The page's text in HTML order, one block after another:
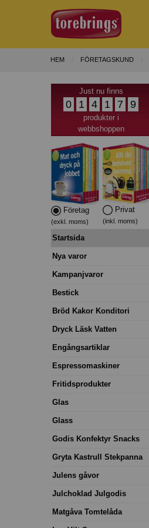
HEM FÖRETAGSKUND
Just nu finns
0 1 4 1 7 9
produkter i
webbshoppen
Företag
(exkl. moms)
Privat
(inkl. moms)
Startsida
Nya varor
Kampanjvaror
Bestick
Bröd Kakor Konditori
Dryck Läsk Vatten
Engångsartiklar
Espressomaskiner
Fritidsprodukter
Glas
Glass
Godis Konfektyr Snacks
Gryta Kastrull Stekpanna
Julens gåvor
Julchoklad Julgodis
Matgåva Tomtelåda